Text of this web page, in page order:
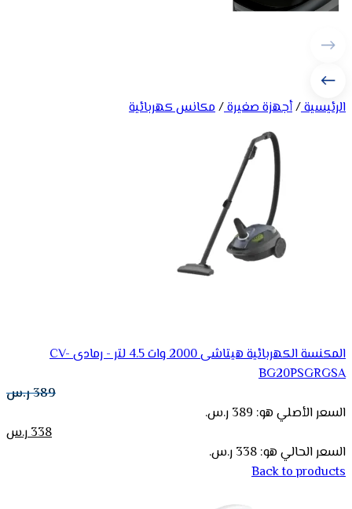
الرئيسية/أجهزة صغيرة/مكانس كهربائية
المكنسة الكهربائية هيتاشى 2000 وات 4.5 لتر - رمادى CV-
BG20PSGRGSA
389ر.س
السعر الأصلي هو: 389 ر.س.
338ر.س
السعر الحالي هو: 338 ر.س.
Back to products